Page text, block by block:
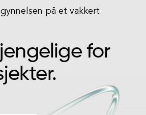
på et vakkert
for